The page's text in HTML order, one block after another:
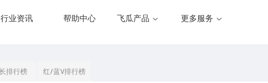
行业资讯 帮助中心 飞瓜产品 更多服务
排行榜 红/蓝V排行榜